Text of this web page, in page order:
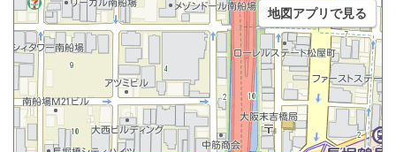
地図アプリで見る